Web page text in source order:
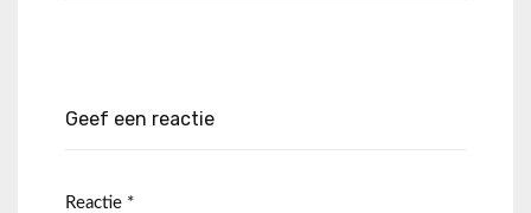
Geef een reactie
Reactie *